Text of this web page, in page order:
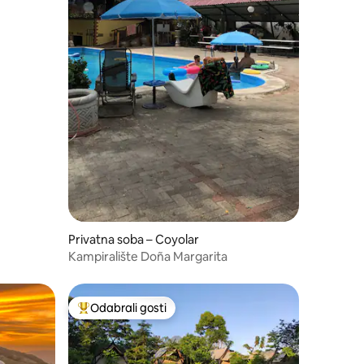
Privatna soba – Coyolar
Kampiralište Doña Margarita
Među najviše rangiranima s oznakom „Odabrali gosti”
Odabrali gosti